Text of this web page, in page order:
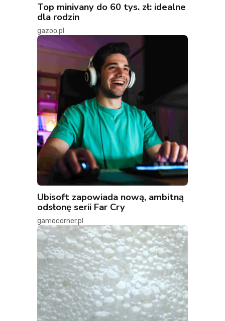
Top minivany do 60 tys. zł: idealne
dla rodzin
gazoo.pl
Ubisoft zapowiada nową, ambitną
odsłonę serii Far Cry
gamecorner.pl